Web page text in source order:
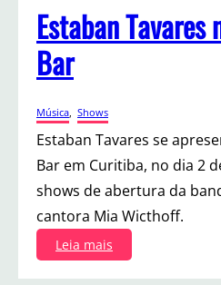
a
u
Estaban Tavares
Bar
Música Shows
Estaban Tavares se
Bar em Curitiba, no dia 2
shows de abertura da
cantora Mia Wicthoff.
Leia mais
E
s